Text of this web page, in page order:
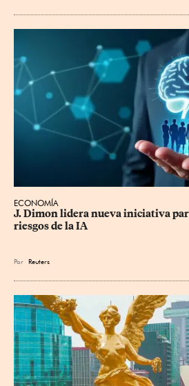
ECONOMÍA
J. Dimon lidera nueva iniciativa
riesgos de la IA
Por Reuters